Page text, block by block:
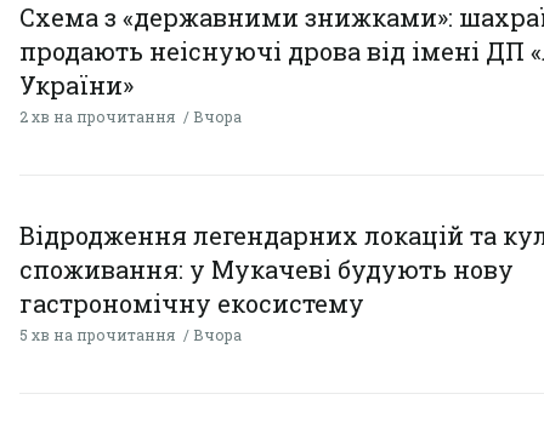
Схема з «державними знижками»:
продають неіснуючі дрова від імені ДП
України»
2 хв на прочитання Вчора
Відродження легендарних локацій та
споживання: у Мукачеві будують нову
гастрономічну екосистему
5 хв на прочитання Вчора